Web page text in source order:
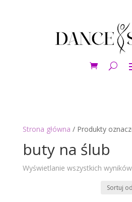
Strona główna / Produkty
buty na ślub
Wyświetlanie wszystkich